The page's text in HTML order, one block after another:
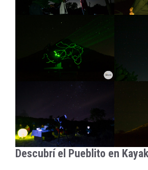
Descubrí el Pueblito en Kayak